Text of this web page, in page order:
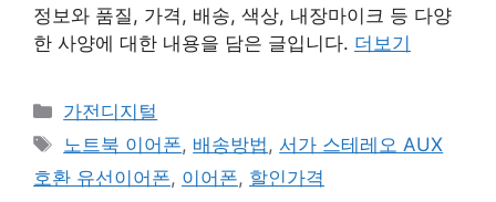
정보와 품질, 가격, 배송, 색상, 내장마이크 등 다양
한 사양에 대한 내용을 담은 글입니다. 더보기
카
테
리
가전디지털
태
그
노트북 이어폰, 배송방법 , 서가 스테레오 AUX
호환 유선이어폰, 이어폰, 할인가격